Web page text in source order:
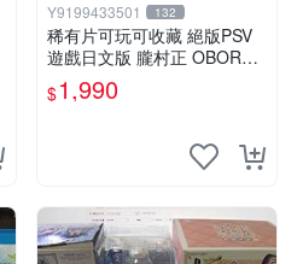
Y9199433501 132
稀有片可玩可收藏 絕版PSV
遊戲日文版 朧村正 OBORO
MURAMASA 純日版
$1,990